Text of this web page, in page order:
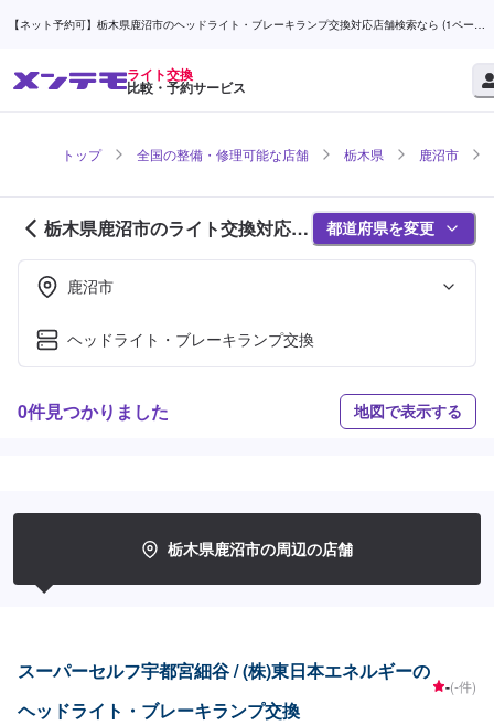
【ネット予約可】栃木県鹿沼市のヘッドライト・ブレーキランプ交換対応店舗検索なら (1ページ
ライト交換
比較・予約サービス
トップ 全国の整備・修理可能な店舗 栃木県 鹿沼市
栃木県鹿沼市のライト交換対応店
舗紹介 (1ページ目)
都道府県を変更
鹿沼市
ヘッドライト・ブレーキランプ交換
0件見つかりました 地図で表示する
栃木県鹿沼市の周辺の店舗
スーパーセルフ宇都宮細谷 / (株)東日本エネルギーの
ヘッドライト・ブレーキランプ交換
-(-件)